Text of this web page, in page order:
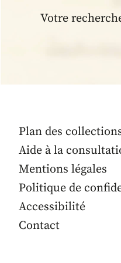
Votre
Plan des
Aide à la
Mentions légales
Politique de
Accessibilité
Contact